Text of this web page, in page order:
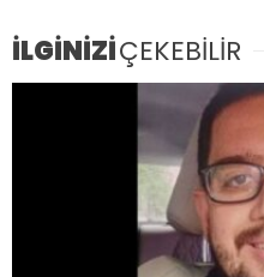
İLGİNİZİÇEKEBİLİR